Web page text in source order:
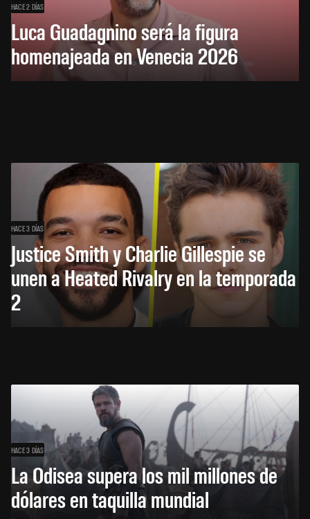
HACE 2 DÍAS
Luca Guadagnino será la figura
homenajeada en Venecia 2026
HACE 3 DÍAS
Justice Smith y Charlie Gillespie se
unen a Heated Rivalry en la temporada
2
HACE 3 DÍAS
La Odisea supera los mil millones de
dólares en taquilla mundial